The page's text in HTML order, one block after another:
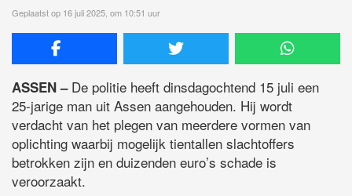
Geplaatst op 16 juli 2025, om 10:51 uur
ASSEN –De politie heeft dinsdagochtend 15 juli een
25-jarige man uit Assen aangehouden. Hij wordt
verdacht van het plegen van meerdere vormen van
oplichting waarbij mogelijk tientallen slachtoffers
betrokken zijn en duizenden euro’s schade is
veroorzaakt.